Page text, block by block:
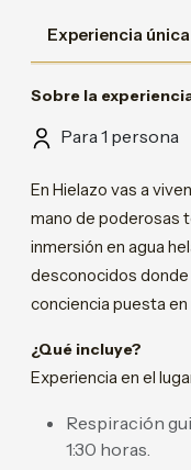
Experiencia única
Sobre la
Para 1 persona
En Hielazo vas a
mano de poderosas
inmersión en agua
desconocidos donde
conciencia puesta en
¿Qué incluye?
Experiencia en el
Respiración
1:30 horas.